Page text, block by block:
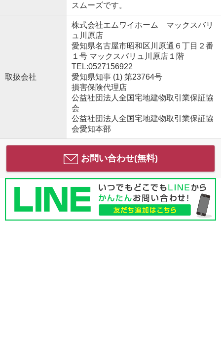
スムーズです。
取扱会社
株式会社エムワイホーム マックスバリ
ュ川原店
愛知県名古屋市昭和区川原通６丁目２番
１号 マックスバリュ川原店１階
TEL:0527156922
愛知県知事 (1) 第23764号
損害保険代理店
公益社団法人全国宅地建物取引業保証協
会
公益社団法人全国宅地建物取引業保証協
会愛知本部
お問い合わせ(無料)